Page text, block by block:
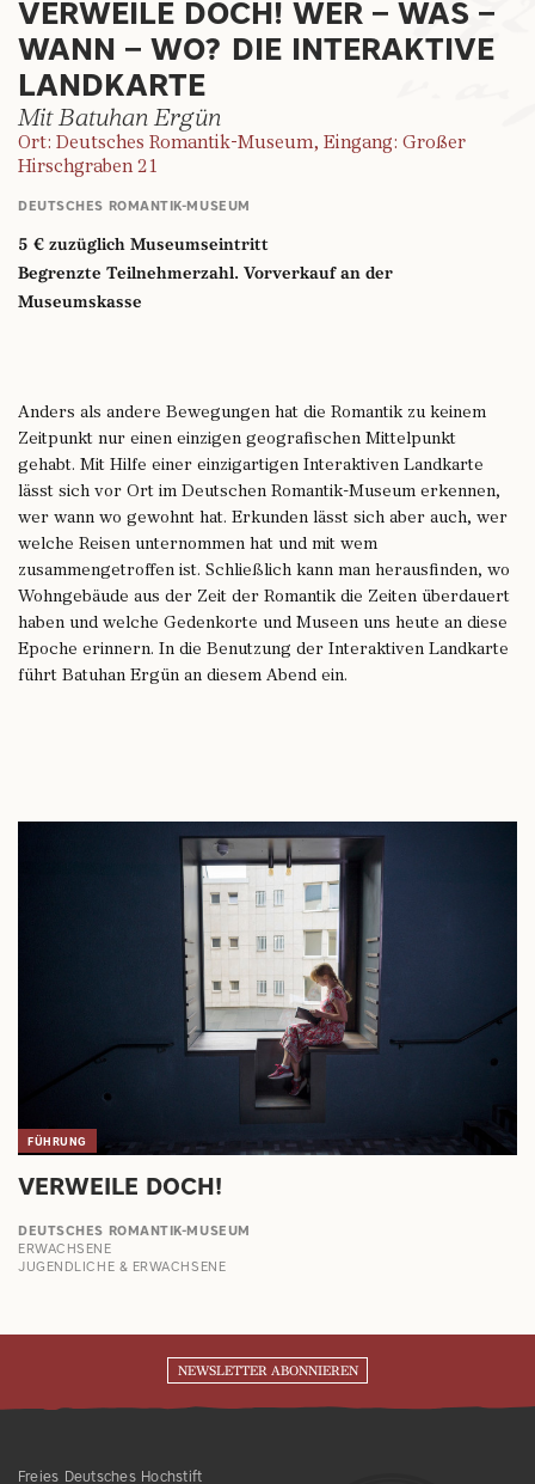
VERWEILE DOCH! WER – WAS –
WANN – WO? DIE INTERAKTIVE
LANDKARTE
Mit Batuhan Ergün
Ort: Deutsches Romantik-Museum, Eingang: Großer
Hirschgraben 21
DEUTSCHES ROMANTIK-MUSEUM
5 € zuzüglich Museumseintritt
Begrenzte Teilnehmerzahl. Vorverkauf an der
Museumskasse
Anders als andere Bewegungen hat die Romantik zu keinem
Zeitpunkt nur einen einzigen geografischen Mittelpunkt
gehabt. Mit Hilfe einer einzigartigen Interaktiven Landkarte
lässt sich vor Ort im Deutschen Romantik-Museum erkennen,
wer wann wo gewohnt hat. Erkunden lässt sich aber auch, wer
welche Reisen unternommen hat und mit wem
zusammengetroffen ist. Schließlich kann man herausfinden, wo
Wohngebäude aus der Zeit der Romantik die Zeiten überdauert
haben und welche Gedenkorte und Museen uns heute an diese
Epoche erinnern. In die Benutzung der Interaktiven Landkarte
führt Batuhan Ergün an diesem Abend ein.
FÜHRUNG
VERWEILE DOCH!
DEUTSCHES ROMANTIK-MUSEUM
ERWACHSENE
JUGENDLICHE & ERWACHSENE
NEWSLETTER ABONNIEREN
Freies Deutsches Hochstift